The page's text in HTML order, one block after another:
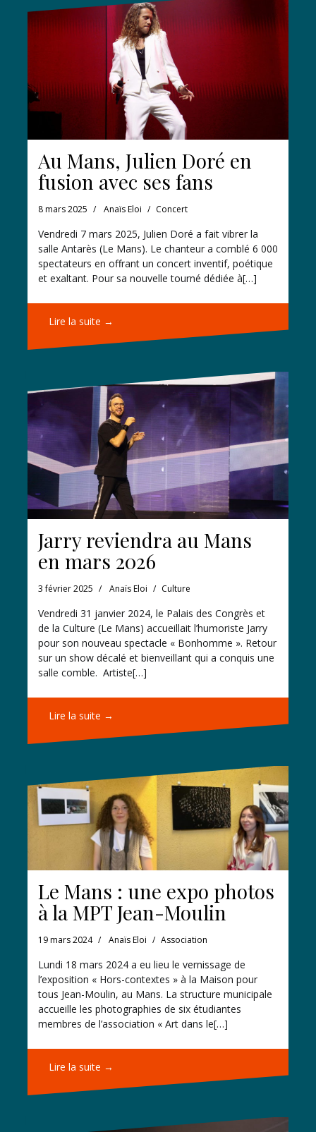
Au Mans, Julien Doré en
fusion avec ses fans
8 mars 2025 Anaïs Eloi Concert
Vendredi 7 mars 2025, Julien Doré a fait vibrer la
salle Antarès (Le Mans). Le chanteur a comblé 6 000
spectateurs en offrant un concert inventif, poétique
et exaltant. Pour sa nouvelle tourné dédiée à[…]
Lire la suite →
Jarry reviendra au Mans
en mars 2026
3 février 2025 Anaïs Eloi Culture
Vendredi 31 janvier 2024, le Palais des Congrès et
de la Culture (Le Mans) accueillait l’humoriste Jarry
pour son nouveau spectacle « Bonhomme ». Retour
sur un show décalé et bienveillant qui a conquis une
salle comble. Artiste[…]
Lire la suite →
Le Mans : une expo photos
à la MPT Jean-Moulin
19 mars 2024 Anaïs Eloi Association
Lundi 18 mars 2024 a eu lieu le vernissage de
l’exposition « Hors-contextes » à la Maison pour
tous Jean-Moulin, au Mans. La structure municipale
accueille les photographies de six étudiantes
membres de l’association « Art dans le[…]
Lire la suite →